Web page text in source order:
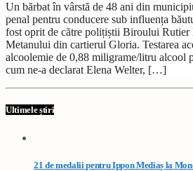
Un bărbat în vârstă de 48 ani din
penal pentru conducere sub influența
fost oprit de către polițiștii Biroului Rutier
Metanului din cartierul Gloria. Testarea
alcoolemie de 0,88 miligrame/litru alcool
cum ne-a declarat Elena Welter, […]
Ultimele știri
21 de medalii pentru Ippon Mediaș la